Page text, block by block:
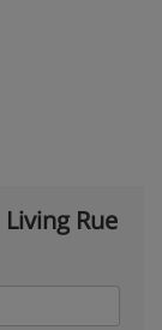
Living Rue